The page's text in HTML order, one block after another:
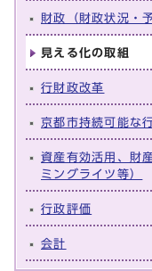
財政（財政状況・
見える化の取組
行財政改革
京都市持続可能な
資産有効活用、財
ミングライツ等）
行政評価
会計